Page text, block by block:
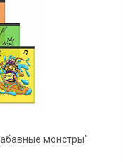
монстры"